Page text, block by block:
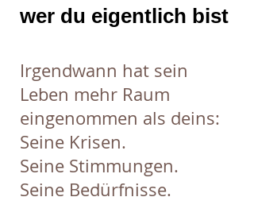
wer du eigentlich bist
Irgendwann hat sein
Leben mehr Raum
eingenommen als deins:
Seine Krisen.
Seine Stimmungen.
Seine Bedürfnisse.